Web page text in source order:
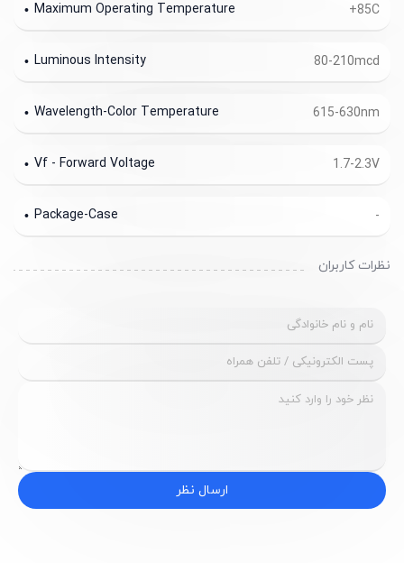
+85C
Maximum Operating Temperature
80-210mcd
Luminous Intensity
615-630nm
Wavelength-Color Temperature
1.7-2.3V
Vf - Forward Voltage
-
Package-Case
نظرات کاربران
ارسال نظر